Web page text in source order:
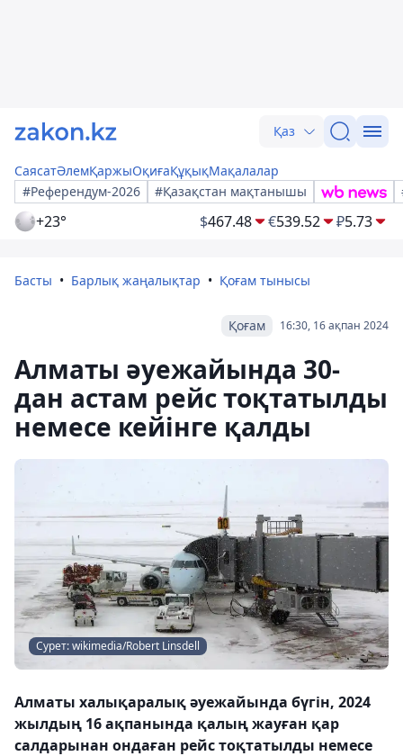
Қаз
СаясатӘлемҚаржыОқиғаҚұқықМақалалар
#Референдум-2026
#Қазақстан мақтанышы
+23° $467.48 €539.52 ₽5.73
Басты Барлық жаңалықтар Қоғам тынысы
16:30, 16 ақпан 2024
Қоғам
Алматы әуежайында 30-
дан астам рейс тоқтатылды
немесе кейінге қалды
Сурет: wikimedia/Robert Linsdell
Алматы халықаралық әуежайында бүгін, 2024
жылдың 16 ақпанында қалың жауған қар
салдарынан ондаған рейс тоқтатылды немесе